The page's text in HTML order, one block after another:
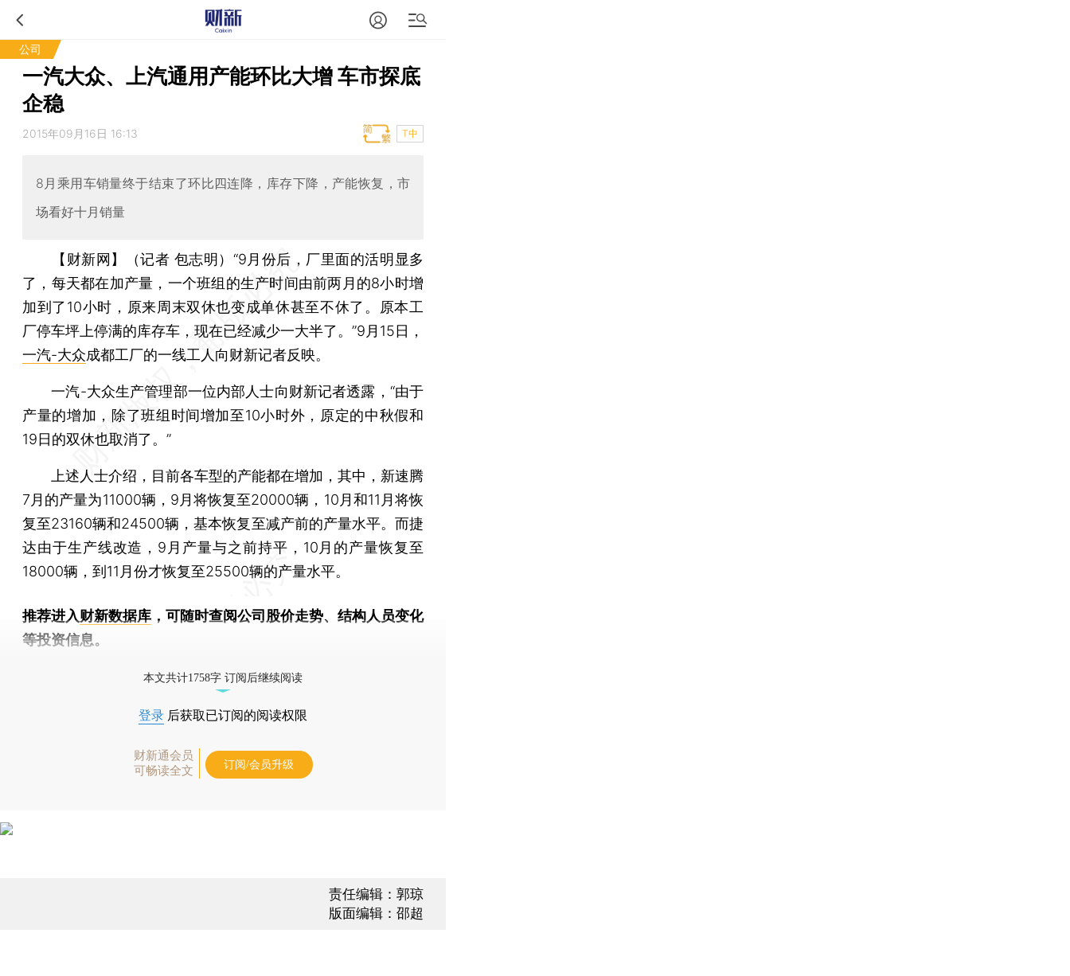
公司
一汽大众、上汽通用产能环比大增 车市探底
企稳
2015年09月16日 16:13 T中
8月乘用车销量终于结束了环比四连降，库存下降，产能恢复，市
场看好十月销量
【财新网】（记者 包志明） “9月份后，厂里面的活明显多
了，每天都在加产量，一个班组的生产时间由前两月的8小时增
加到了10小时，原来周末双休也变成单休甚至不休了。原本工
厂停车坪上停满的库存车，现在已经减少一大半了。”9月15日，
一汽-大众成都工厂的一线工人向财新记者反映。
一汽-大众生产管理部一位内部人士向财新记者透露，“由于
产量的增加，除了班组时间增加至10小时外，原定的中秋假和
19日的双休也取消了。”
上述人士介绍，目前各车型的产能都在增加，其中，新速腾
7月的产量为11000辆，9月将恢复至20000辆，10月和11月将恢
复至23160辆和24500辆，基本恢复至减产前的产量水平。而捷
达由于生产线改造，9月产量与之前持平，10月的产量恢复至
18000辆，到11月份才恢复至25500辆的产量水平。
推荐进入财新数据库 ，可随时查阅公司股价走势、结构人员变化
等投资信息。
本文共计1758字 订阅后继续阅读
登录 后获取已订阅的阅读权限
财新通会员
可畅读全文
订阅/会员升级
责任编辑：郭琼
版面编辑：邵超